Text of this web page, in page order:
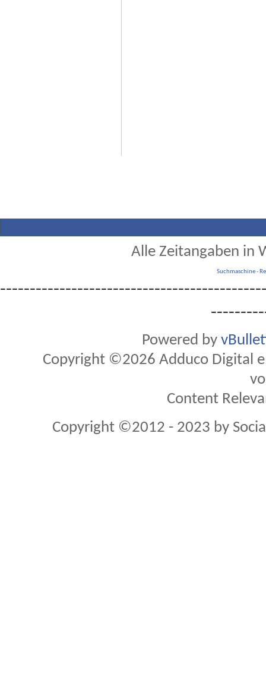
Alle Zeitangaben in
Suchmaschine-
Powered by
Copyright ©2026 Adduco Digital
Content
Copyright ©2012 - 2023 by